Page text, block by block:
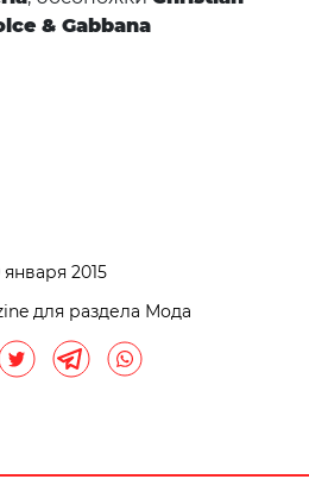
& Gabbana
января 2015
для раздела Мода